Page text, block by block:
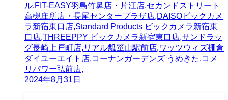
ル,FIT-EASY羽島竹鼻店・片江店,セカンドストリート
高槻庄所店・長尾センタープラザ店,DAISOビックカメ
ラ新宿東口店,Standard Products ビックカメラ新宿東
口店,THREEPPY ビックカメラ新宿東口店,サンドラッ
グ長崎上戸町店,リアル瓢箪山駅前店,ワッツウィズ棚倉
ダイユーエイト店,コーナンガーデンズ うめきた,コメ
リパワー弘前店,
2024年8月31日